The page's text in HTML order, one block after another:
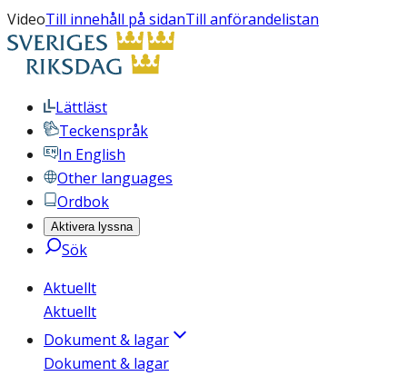
VideoTill innehåll på sidanTill anförandelistan
Lättläst
Teckenspråk
In English
Other languages
Ordbok
Aktivera lyssna
Sök
Aktuellt
Aktuellt
Dokument & lagar
Dokument & lagar